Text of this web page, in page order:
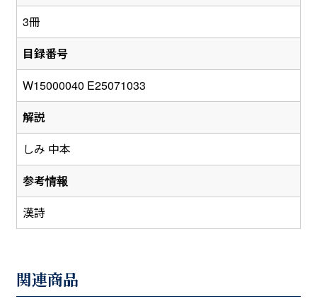
3冊
目録番号
W15000040 E25071033
解説
しみ 中本
参考情報
漢詩
関連商品